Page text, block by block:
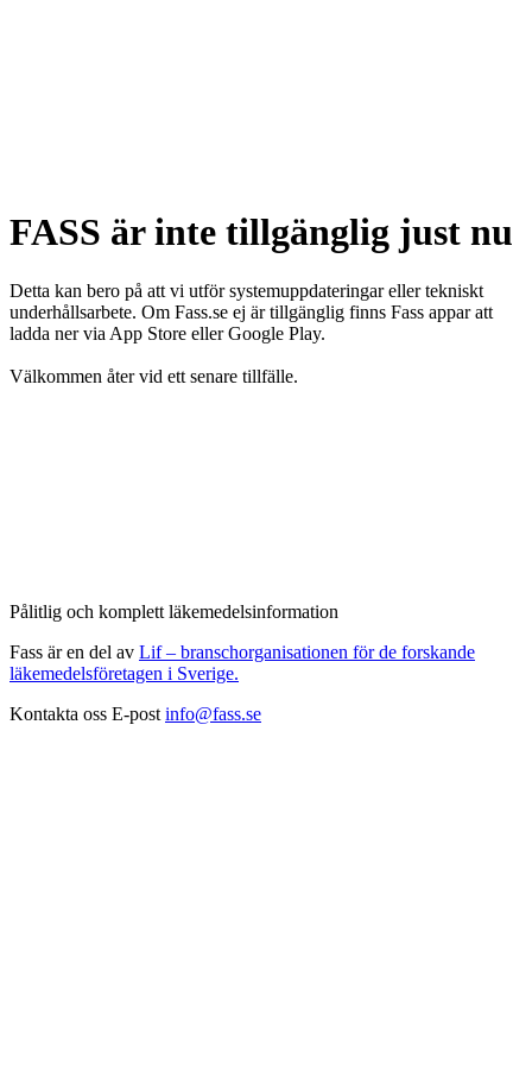
FASS är inte tillgänglig just nu
Detta kan bero på att vi utför systemuppdateringar eller tekniskt
underhållsarbete. Om Fass.se ej är tillgänglig finns Fass appar att
ladda ner via App Store eller Google Play.
Välkommen åter vid ett senare tillfälle.
Pålitlig och komplett läkemedelsinformation
Fass är en del av Lif – branschorganisationen för de forskande
läkemedelsföretagen i Sverige.
Kontakta oss E-post info@fass.se